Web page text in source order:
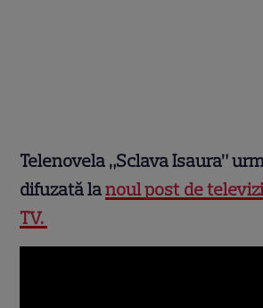
Telenovela „Sclava Isaura”
difuzată lanoul post de
TV.